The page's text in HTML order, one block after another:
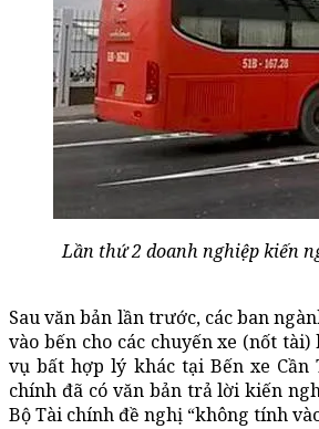
Lần thứ 2 doanh nghiệp kiến
Sau văn bản lần trước, các ban
vào bến cho các chuyến xe (nốt
vụ bất hợp lý khác tại Bến xe Cần
chính đã có văn bản trả lời kiến
Bộ Tài chính đề nghị “không tính